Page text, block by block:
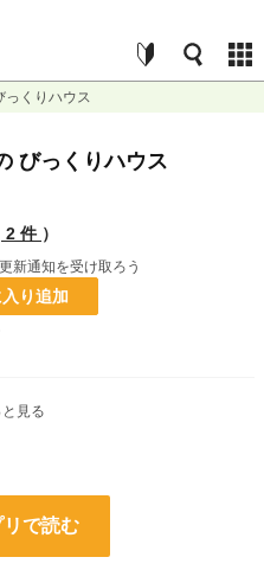
っくりハウス
びっくりハウス
2 件 ）
新通知を受け取ろう
り追加
リで読む